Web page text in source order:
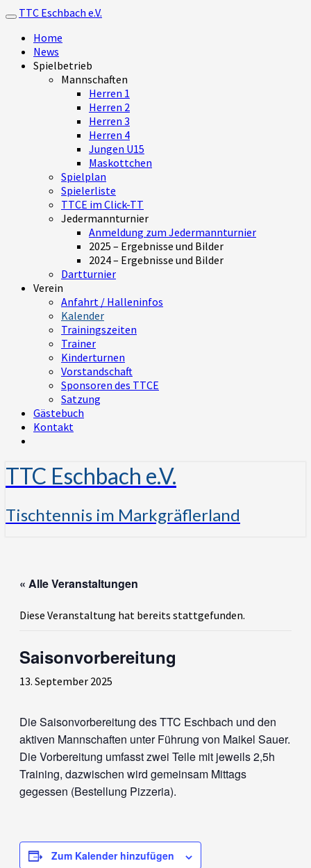
Toggle navigation
TTC Eschbach e.V.
Home
News
Spielbetrieb
Mannschaften
Herren 1
Herren 2
Herren 3
Herren 4
Jungen U15
Maskottchen
Spielplan
Spielerliste
TTCE im Click-TT
Jedermannturnier
Anmeldung zum Jedermannturnier
2025 – Ergebnisse und Bilder
2024 – Ergebnisse und Bilder
Dartturnier
Verein
Anfahrt / Halleninfos
Kalender
Trainingszeiten
Trainer
Kinderturnen
Vorstandschaft
Sponsoren des TTCE
Satzung
Gästebuch
Kontakt
TTC Eschbach e.V.
Tischtennis im Markgräflerland
« Alle Veranstaltungen
Diese Veranstaltung hat bereits stattgefunden.
Saisonvorbereitung
13. September 2025
Die Saisonvorbereitung des TTC Eschbach und den
aktiven Mannschaften unter Führung von Maikel Sauer.
Die Vorbereitung umfasst zwei Teile mit jeweils 2,5h
Training, dazwischen wird gemeinsam Mittags
gegessen (Bestellung Pizzeria).
Zum Kalender hinzufügen